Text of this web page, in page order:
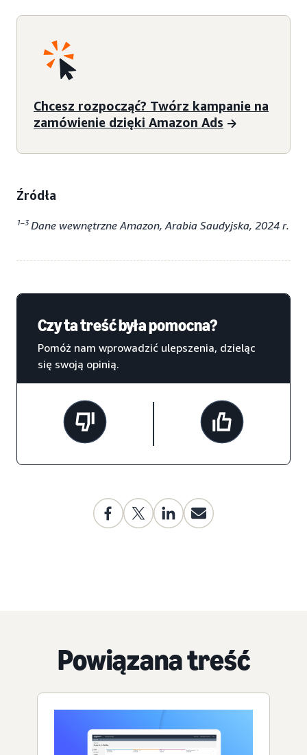
Chcesz rozpocząć? Twórz kampanie na
zamówienie dzięki Amazon Ads
Źródła
1–3 Dane wewnętrzne Amazon, Arabia Saudyjska, 2024 r.
Czy ta treść była pomocna?
Pomóż nam wprowadzić ulepszenia, dzieląc
się swoją opinią.
Powiązana treść